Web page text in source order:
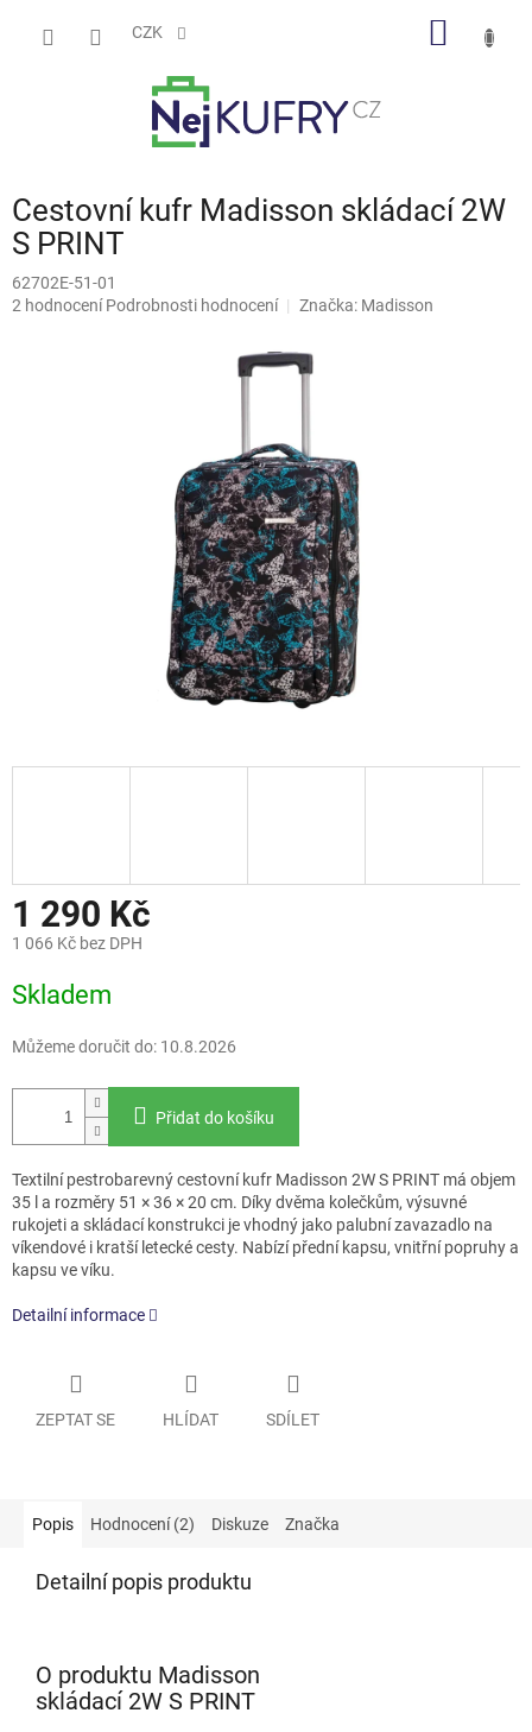
CZK
Cestovní kufr Madisson skládací 2W
S PRINT
62702E-51-01
Průměrné
2 hodnocení Podrobnosti hodnocení Značka: Madisson
1 290 Kč
1 066 Kč bez DPH
cena:
Skladem
Můžeme doručit do: 10.8.2026
Přidat do košíku
Textilní pestrobarevný cestovní kufr Madisson 2W S PRINT má objem
35 l a rozměry 51 × 36 × 20 cm. Díky dvěma kolečkům, výsuvné
rukojeti a skládací konstrukci je vhodný jako palubní zavazadlo na
víkendové i kratší letecké cesty. Nabízí přední kapsu, vnitřní popruhy a
kapsu ve víku.
Detailní informace
ZEPTAT SE HLÍDAT SDÍLET
Popis Hodnocení (2) Diskuze Značka
Detailní popis produktu
O produktu Madisson
skládací 2W S PRINT